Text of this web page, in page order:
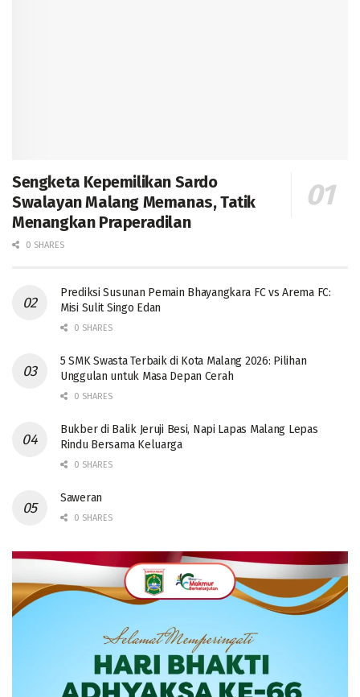
Sengketa Kepemilikan Sardo
Swalayan Malang Memanas, Tatik
Menangkan Praperadilan
0 SHARES
Prediksi Susunan Pemain Bhayangkara FC vs Arema FC:
Misi Sulit Singo Edan
0 SHARES
5 SMK Swasta Terbaik di Kota Malang 2026: Pilihan
Unggulan untuk Masa Depan Cerah
0 SHARES
Bukber di Balik Jeruji Besi, Napi Lapas Malang Lepas
Rindu Bersama Keluarga
0 SHARES
Saweran
0 SHARES